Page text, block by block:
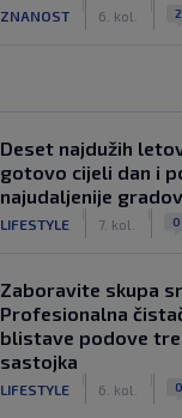
ZNANOST 6. kol. 2
Deset najdužih
gotovo cijeli dan i
najudaljenije
LIFESTYLE 7. kol. 0
Zaboravite skupa
Profesionalna
blistave podove
sastojka
LIFESTYLE 6. kol. 0